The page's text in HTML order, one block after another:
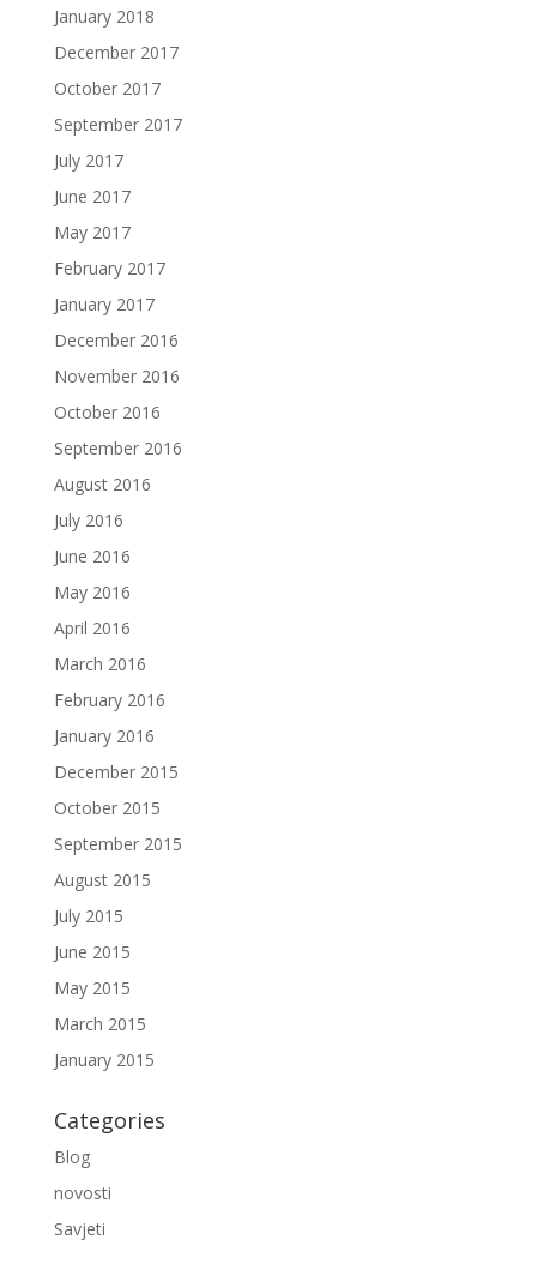
January 2018
December 2017
October 2017
September 2017
July 2017
June 2017
May 2017
February 2017
January 2017
December 2016
November 2016
October 2016
September 2016
August 2016
July 2016
June 2016
May 2016
April 2016
March 2016
February 2016
January 2016
December 2015
October 2015
September 2015
August 2015
July 2015
June 2015
May 2015
March 2015
January 2015
Categories
Blog
novosti
Savjeti